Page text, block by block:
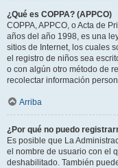
¿Qué es COPPA? (APPCO)
COPPA, APPCO, o Acta de
años del año 1998, es una
sitios de Internet, los cuales
el registro de niños sea
o con algún otro método de
recolectar información
Arriba
¿Por qué no puedo
Es posible que La
el nombre de usuario con el
deshabilitado. También